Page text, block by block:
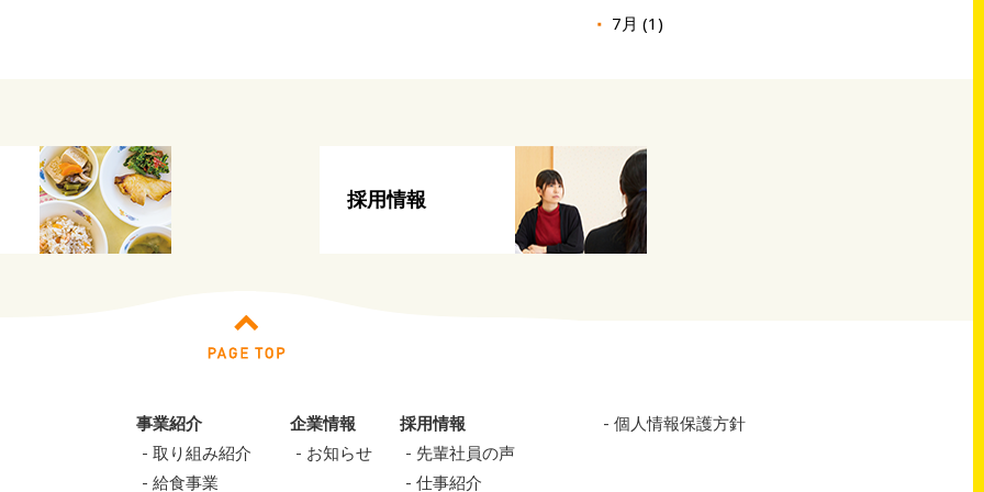
7月 (1)
採用情報
事業紹介
取り組み紹介
給食事業
企業情報
お知らせ
採用情報
先輩社員の声
仕事紹介
個人情報保護方針